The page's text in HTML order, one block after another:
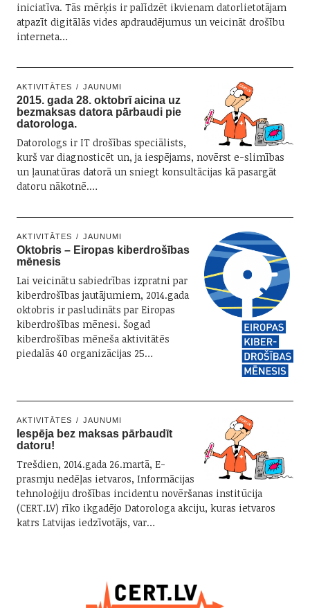
iniciatīva. Tās mērķis ir palīdzēt ikvienam datorlietotājam
atpazīt digitālās vides apdraudējumus un veicināt drošību
interneta…
AKTIVITĀTES JAUNUMI
2015. gada 28. oktobrī aicina uz
bezmaksas datora pārbaudi pie
datorologa.
Datorologs ir IT drošības speciālists,
kurš var diagnosticēt un, ja iespējams, novērst e-slimības
un ļaunatūras datorā un sniegt konsultācijas kā pasargāt
datoru nākotnē.…
AKTIVITĀTES JAUNUMI
Oktobris – Eiropas kiberdrošības
mēnesis
Lai veicinātu sabiedrības izpratni par
kiberdrošības jautājumiem, 2014.gada
oktobris ir pasludināts par Eiropas
kiberdrošības mēnesi. Šogad
kiberdrošības mēneša aktivitātēs
piedalās 40 organizācijas 25…
AKTIVITĀTES JAUNUMI
Iespēja bez maksas pārbaudīt
datoru!
Trešdien, 2014.gada 26.martā, E-
prasmju nedēļas ietvaros, Informācijas
tehnoloģiju drošības incidentu novēršanas institūcija
(CERT.LV) rīko ikgadējo Datorologa akciju, kuras ietvaros
katrs Latvijas iedzīvotājs, var…